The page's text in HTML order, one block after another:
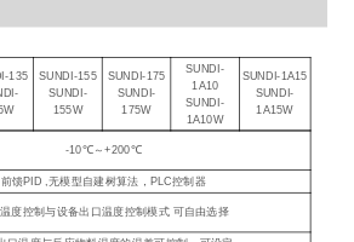
135
SUNDI-155
SUNDI-
155W
SUNDI-175
SUNDI-
175W
SUNDI-
1A10
SUNDI-
1A10W
SUNDI-1A15
SUNDI-
1A15W
-10℃～+200℃
前馈PID ,无模型自建树算法，PLC控制器
度控制与设备出口温度控制模式 可自由选择